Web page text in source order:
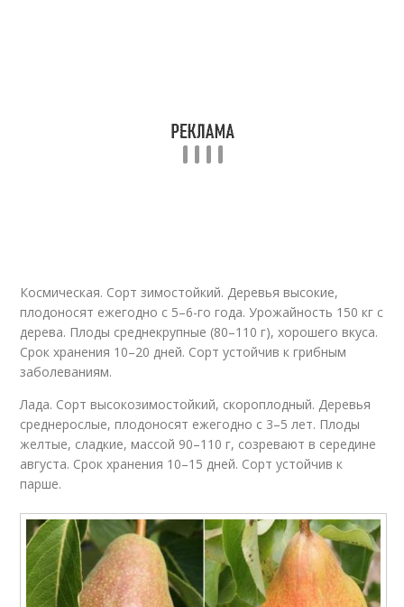
Космическая. Сорт зимостойкий. Деревья высокие,
плодоносят ежегодно с 5–6-го года. Урожайность 150 кг с
дерева. Плоды среднекрупные (80–110 г), хорошего вкуса.
Срок хранения 10–20 дней. Сорт устойчив к грибным
заболеваниям.
Лада. Сорт высокозимостойкий, скороплодный. Деревья
среднерослые, плодоносят ежегодно с 3–5 лет. Плоды
желтые, сладкие, массой 90–110 г, созревают в середине
августа. Срок хранения 10–15 дней. Сорт устойчив к
парше.